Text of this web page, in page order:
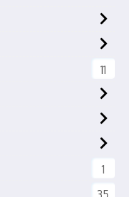
11
1
35